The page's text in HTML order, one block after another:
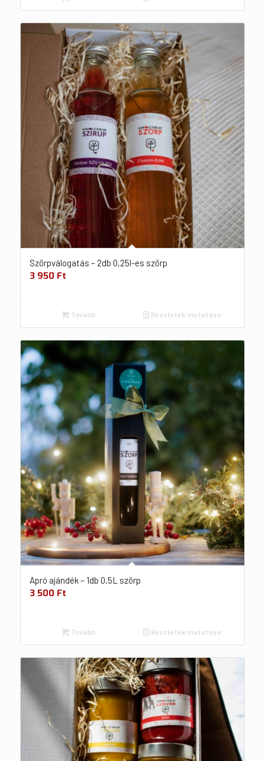
Szörpválogatás – 2db 0,25l-es szörp
3 950 Ft
Tovább Részletek mutatása
Apró ajándék – 1db 0,5L szörp
3 500 Ft
Tovább Részletek mutatása